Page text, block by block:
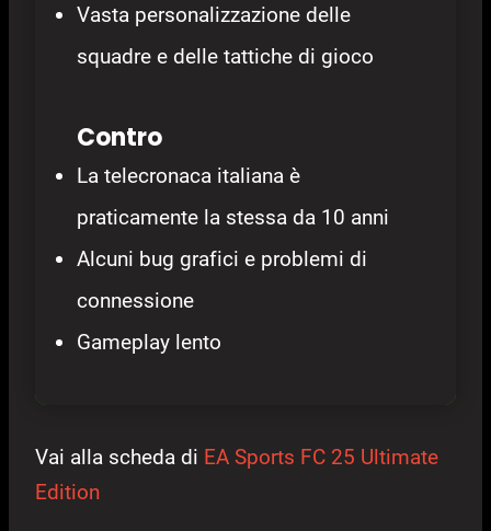
Vasta personalizzazione delle
squadre e delle tattiche di gioco
Contro
La telecronaca italiana è
praticamente la stessa da 10 anni
Alcuni bug grafici e problemi di
connessione
Gameplay lento
Vai alla scheda di EA Sports FC 25 Ultimate
Edition